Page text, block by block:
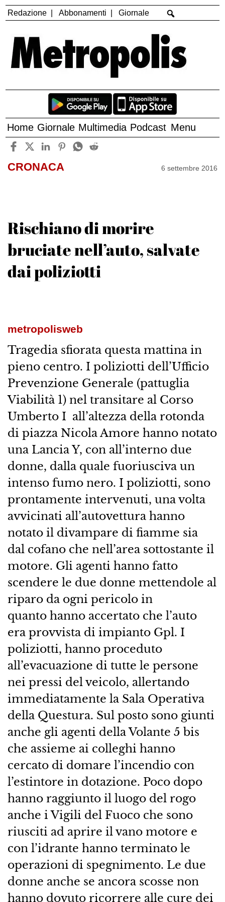
Redazione Abbonamenti Giornale
Home Giornale Multimedia Podcast Menu
CRONACA 6 settembre 2016
Rischiano di morire
bruciate nell’auto, salvate
dai poliziotti
metropolisweb
Tragedia sfiorata questa mattina in
pieno centro. I poliziotti dell’Ufficio
Prevenzione Generale (pattuglia
Viabilità 1) nel transitare al Corso
Umberto I all’altezza della rotonda
di piazza Nicola Amore hanno notato
una Lancia Y, con all’interno due
donne, dalla quale fuoriusciva un
intenso fumo nero. I poliziotti, sono
prontamente intervenuti, una volta
avvicinati all’autovettura hanno
notato il divampare di fiamme sia
dal cofano che nell’area sottostante il
motore. Gli agenti hanno fatto
scendere le due donne mettendole al
riparo da ogni pericolo in
quanto hanno accertato che l’auto
era provvista di impianto Gpl. I
poliziotti, hanno proceduto
all’evacuazione di tutte le persone
nei pressi del veicolo, allertando
immediatamente la Sala Operativa
della Questura. Sul posto sono giunti
anche gli agenti della Volante 5 bis
che assieme ai colleghi hanno
cercato di domare l’incendio con
l’estintore in dotazione. Poco dopo
hanno raggiunto il luogo del rogo
anche i Vigili del Fuoco che sono
riusciti ad aprire il vano motore e
con l’idrante hanno terminato le
operazioni di spegnimento. Le due
donne anche se ancora scosse non
hanno dovuto ricorrere alle cure dei